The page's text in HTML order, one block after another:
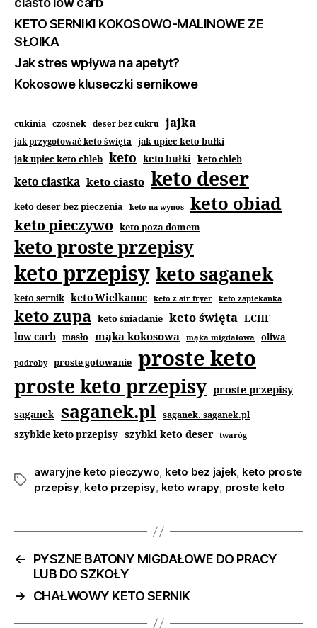
KETO SERNIKI KOKOSOWO-MALINOWE ZE
SŁOIKA
Jak stres wpływa na apetyt?
Kokosowe kluseczki sernikowe
cukinia czosnek deser bez cukru jajka
jak przygotować keto święta jak upiec keto bułki
jak upiec keto chleb keto keto bułki keto chleb
keto ciastka keto ciasto keto deser
keto deser bez pieczenia keto na wynos keto obiad
keto pieczywo keto poza domem
keto proste przepisy
keto przepisy keto saganek
keto sernik keto Wielkanoc keto z air fryer keto zapiekanka
keto zupa keto śniadanie keto święta LCHF
low carb masło mąka kokosowa mąka migdałowa oliwa
podroby proste gotowanie proste keto
proste keto przepisy proste przepisy
saganek saganek.pl saganek. saganek.pl
szybkie keto przepisy szybki keto deser twaróg
awaryjne keto pieczywo, keto bez jajek, keto proste
przepisy, keto przepisy, keto wrapy, proste keto
←
PYSZNE BATONY MIGDAŁOWE DO PRACY
LUB DO SZKOŁY
→
CHAŁWOWY KETO SERNIK